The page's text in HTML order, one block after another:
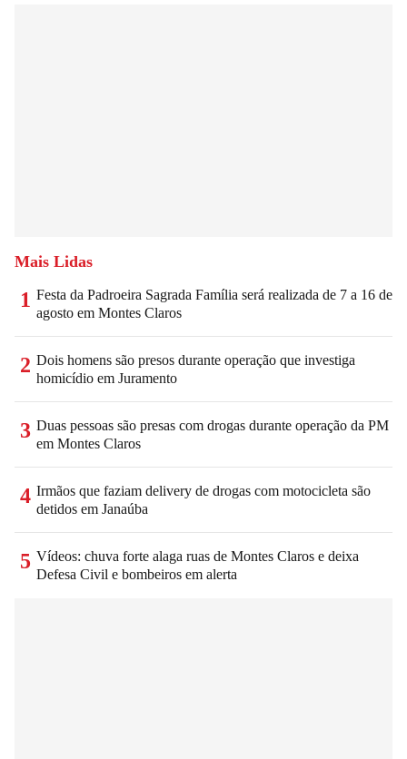
Mais Lidas
1 Festa da Padroeira Sagrada Família será realizada de 7 a 16 de
agosto em Montes Claros
2 Dois homens são presos durante operação que investiga
homicídio em Juramento
3 Duas pessoas são presas com drogas durante operação da PM
em Montes Claros
4 Irmãos que faziam delivery de drogas com motocicleta são
detidos em Janaúba
5 Vídeos: chuva forte alaga ruas de Montes Claros e deixa
Defesa Civil e bombeiros em alerta